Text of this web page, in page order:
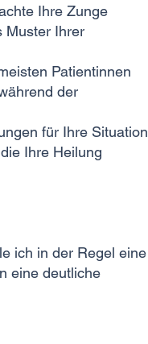
Ihre Zunge
Muster Ihrer
Patientinnen
der
für Ihre Situation
Ihre Heilung
ich in der Regel eine
eine deutliche